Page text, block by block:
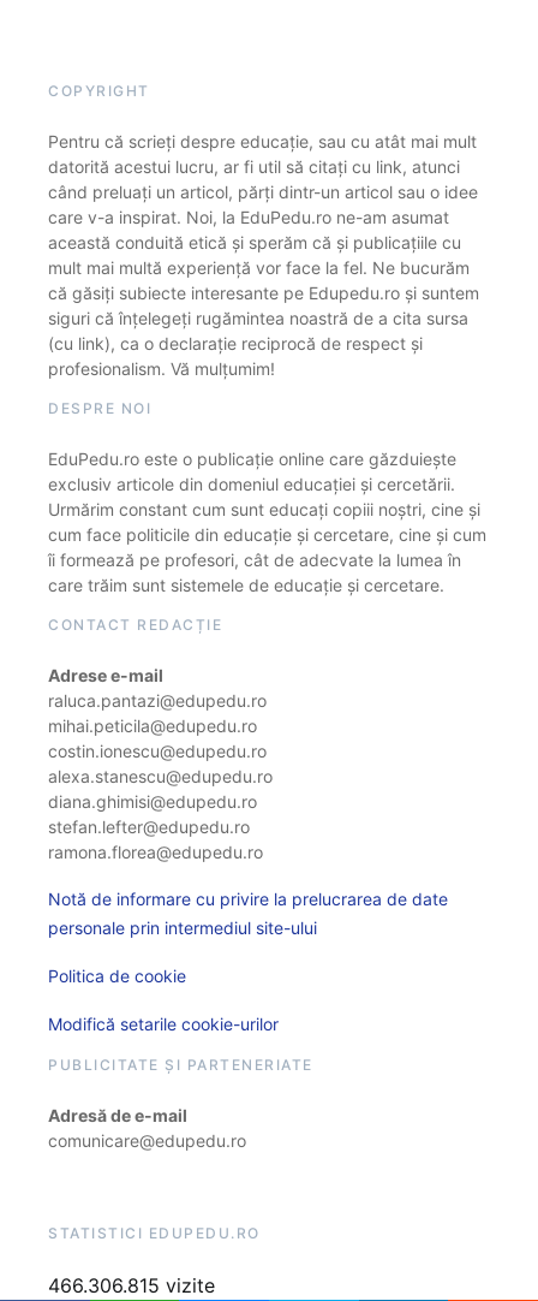
COPYRIGHT
Pentru că scrieți despre educație, sau cu atât mai mult
datorită acestui lucru, ar fi util să citați cu link, atunci
când preluați un articol, părți dintr-un articol sau o idee
care v-a inspirat. Noi, la EduPedu.ro ne-am asumat
această conduită etică și sperăm că și publicațiile cu
mult mai multă experiență vor face la fel. Ne bucurăm
că găsiți subiecte interesante pe Edupedu.ro și suntem
siguri că înțelegeți rugămintea noastră de a cita sursa
(cu link), ca o declarație reciprocă de respect și
profesionalism. Vă mulțumim!
DESPRE NOI
EduPedu.ro este o publicație online care găzduiește
exclusiv articole din domeniul educației și cercetării.
Urmărim constant cum sunt educați copiii noștri, cine și
cum face politicile din educație și cercetare, cine și cum
îi formează pe profesori, cât de adecvate la lumea în
care trăim sunt sistemele de educație și cercetare.
CONTACT REDACȚIE
Adrese e-mail
raluca.pantazi@edupedu.ro
mihai.peticila@edupedu.ro
costin.ionescu@edupedu.ro
alexa.stanescu@edupedu.ro
diana.ghimisi@edupedu.ro
stefan.lefter@edupedu.ro
ramona.florea@edupedu.ro
Notă de informare cu privire la prelucrarea de date
personale prin intermediul site-ului
Politica de cookie
Modifică setarile cookie-urilor
PUBLICITATE ȘI PARTENERIATE
Adresă de e-mail
comunicare@edupedu.ro
STATISTICI EDUPEDU.RO
466.306.815 vizite